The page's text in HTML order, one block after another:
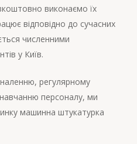
виконаємо їх
відповідно до сучасних
численними
у Київ.
регулярному
персоналу, ми
машинна штукатурка